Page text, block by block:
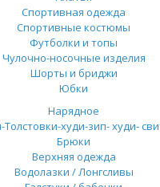
Спортивная одежда
Спортивные костюмы
Футболки и топы
Чулочно-носочные изделия
Шорты и бриджи
Юбки
Нарядное
худи-зип- худи-
Брюки
Верхняя одежда
Водолазки / Лонгсливы